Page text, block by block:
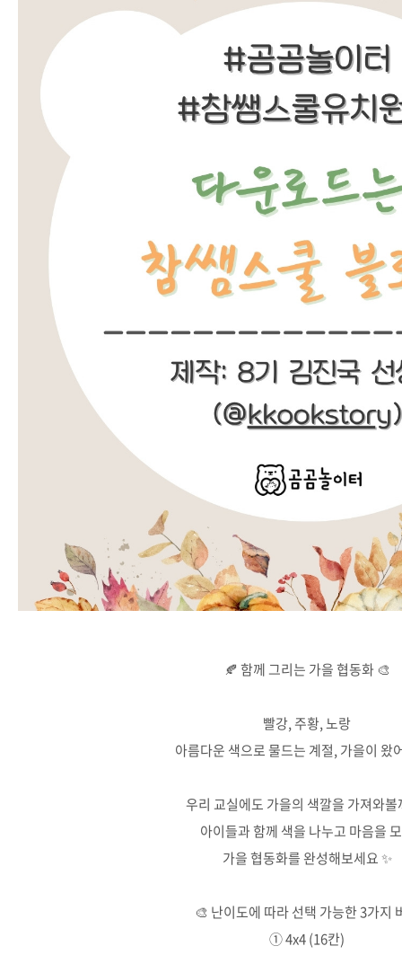
🍂 함께 그리는 가을 협동화 🎨
빨강, 주황, 노랑
아름다운 색으로 물드는 계절, 가을이 왔
우리 교실에도 가을의 색깔을 가져와볼
아이들과 함께 색을 나누고 마음을
가을 협동화를 완성해보세요 ✨
🎨 난이도에 따라 선택 가능한 3가지
① 4x4 (16칸)